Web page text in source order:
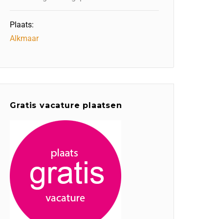
Plaats:
Alkmaar
Gratis vacature plaatsen